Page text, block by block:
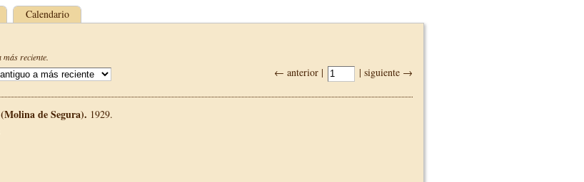
Calendario
reciente.
← anterior | | siguiente →
de Segura). 1929.